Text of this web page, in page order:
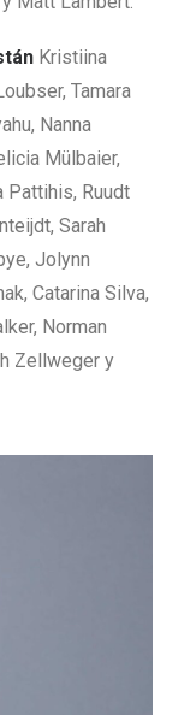
Kristiina
Tamara
Nanna
Mülbaier,
Pattihis, Ruudt
Sarah
Jolynn
Catarina Silva,
Norman
Zellweger y